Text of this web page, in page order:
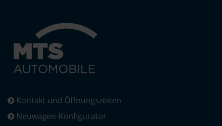
Kontakt und Öffnungszeiten
Neuwagen-Konfigurator